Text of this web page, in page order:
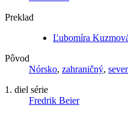
Preklad
Ľubomíra
Pôvod
Nórsko, zahraničný,
1. diel série
Fredrik Beier